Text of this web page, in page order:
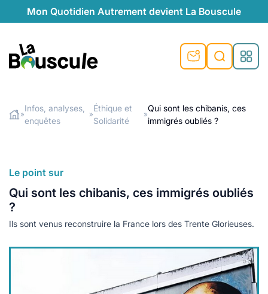
Mon Quotidien Autrement devient La Bouscule
au naturel
végétariennes
locales
naturelle
naturel
témoignages
Rechercher
»
Infos, analyses,
enquêtes
»
Éthique et
Solidarité
»
Qui sont les chibanis, ces
immigrés oubliés ?
Le point sur
Qui sont les chibanis, ces immigrés oubliés
?
Ils sont venus reconstruire la France lors des Trente Glorieuses.